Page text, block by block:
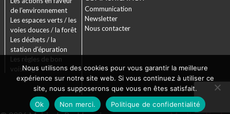
de l’environnement
Les espaces verts / les
voies douces / la forêt
Les déchets / la
station d’épuration
Les règles de bon
voisinage
Communication
Newsletter
Nous contacter
Nous utilisons des cookies pour vous garantir la meilleure
expérience sur notre site web. Si vous continuez à utiliser ce
site, nous supposerons que vous en êtes satisfait.
Ok
Non merci. Politique de confidentialité